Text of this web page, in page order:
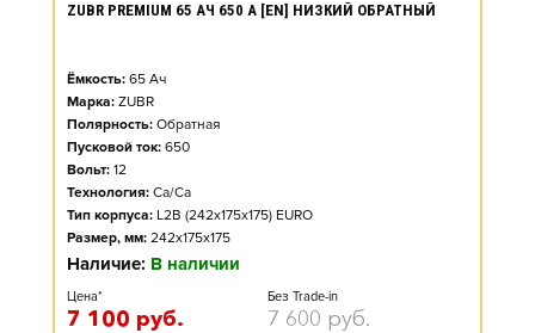
ZUBR PREMIUM 65 АЧ 650 А [EN] НИЗКИЙ ОБРАТНЫЙ
Ёмкость: 65 Ач
Марка: ZUBR
Полярность: Обратная
Пусковой ток: 650
Вольт: 12
Технология: Ca/Ca
Тип корпуса: L2B (242x175x175) EURO
Размер, мм: 242x175x175
Наличие: В наличии
Цена*
7 100 руб.
Без Trade-in
7 600 руб.